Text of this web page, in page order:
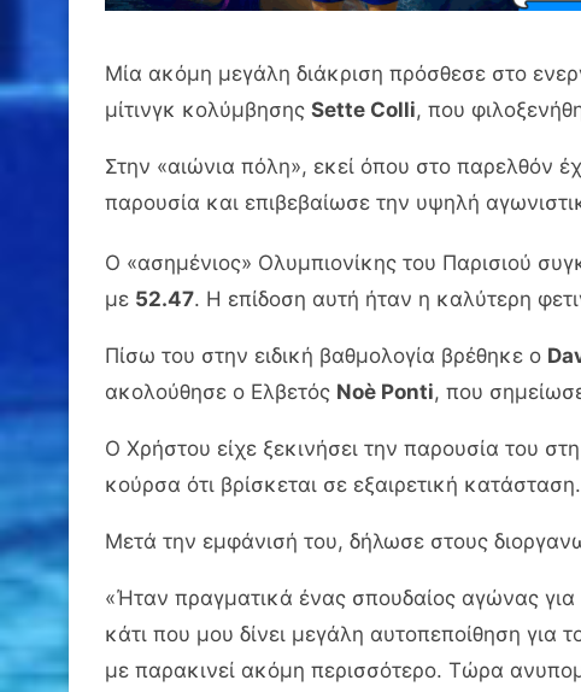
Μία ακόμη μεγάλη διάκριση πρόσθεσε στο
μίτινγκ κολύμβησης Sette Colli, που
Στην «αιώνια πόλη», εκεί όπου στο παρελθόν
παρουσία και επιβεβαίωσε την υψηλή
Ο «ασημένιος» Ολυμπιονίκης του Παρισιού
με 52.47. Η επίδοση αυτή ήταν η καλύτερη
Πίσω του στην ειδική βαθμολογία βρέθηκε ο
ακολούθησε ο Ελβετός Noè Ponti, που
Ο Χρήστου είχε ξεκινήσει την παρουσία του
κούρσα ότι βρίσκεται σε εξαιρετική κατάσταση.
Μετά την εμφάνισή του, δήλωσε στους
«Ήταν πραγματικά ένας σπουδαίος αγώνας
κάτι που μου δίνει μεγάλη αυτοπεποίθηση για
με παρακινεί ακόμη περισσότερο. Τώρα